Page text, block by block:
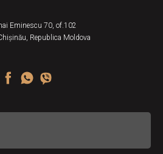
Eminescu 70, of.102
Republica Moldova